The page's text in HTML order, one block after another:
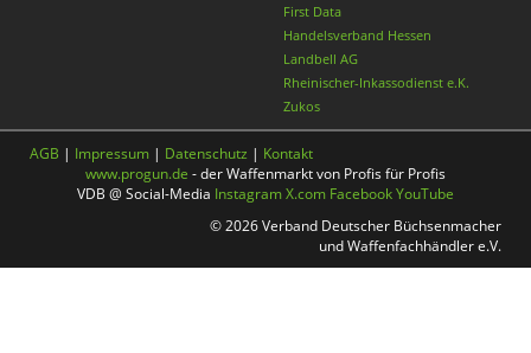
First Data
Handelsverband Hessen
Landbell AG
Rheinischer-Inkassodienst e.K.
Zukos
AGB | Impressum | Datenschutz | Kontakt
www.progun.de - der Waffenmarkt von Profis für Profis
VDB @ Social-Media InstagramX.com FacebookYouTube
© 2026 Verband Deutscher Büchsenmacher
und Waffenfachhändler e.V.